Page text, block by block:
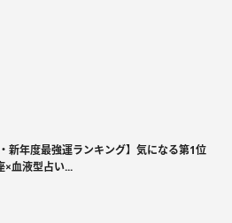
・新年度最強運ランキング】気になる第1位
血液型占い...